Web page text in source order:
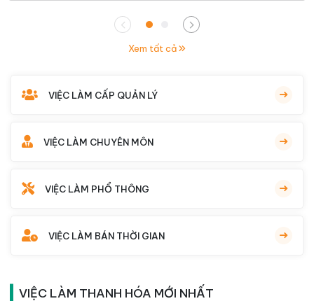
Xem tất cả
VIỆC LÀM CẤP QUẢN LÝ
VIỆC LÀM CHUYÊN MÔN
VIỆC LÀM PHỔ THÔNG
VIỆC LÀM BÁN THỜI GIAN
VIỆC LÀM THANH HÓA MỚI NHẤT